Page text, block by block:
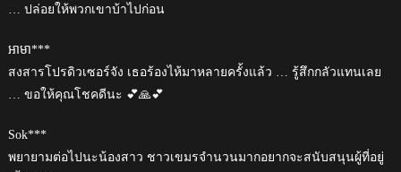
… ปล่อยให้พวกเขาบ้าไปก่อน
អាមា***
สงสารโปรดิวเซอร์จัง เธอร้องไห้มาหลายครั้งแล้ว … รู้สึกกลัวแทนเลย
… ขอให้คุณโชคดีนะ 💕🙏💕
Sok***
พยายามต่อไปนะน้องสาว ชาวเขมรจำนวนมากอยากจะสนับสนุนผู้ที่อยู่